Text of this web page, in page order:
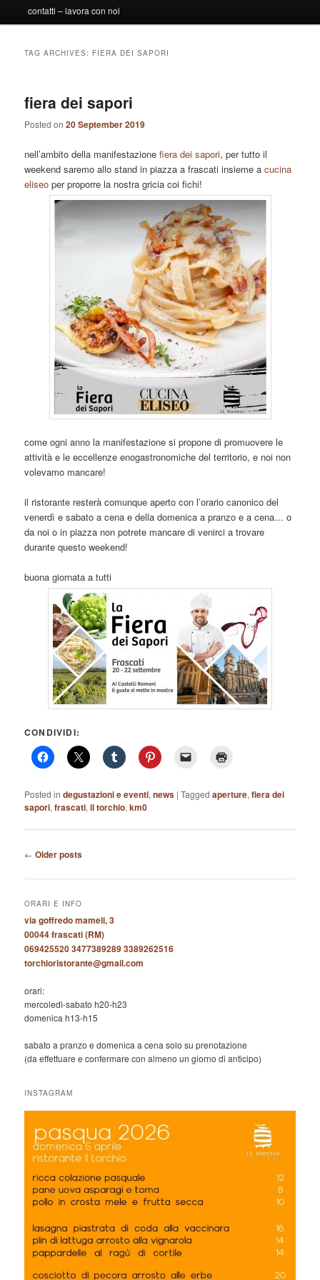
contatti – lavora con noi
TAG ARCHIVES: FIERA DEI SAPORI
fiera dei sapori
Posted on20 September 2019
nell’ambito della manifestazionefiera dei sapori, per tutto il
weekend saremo allo stand in piazza a frascati insieme acucina
eliseo per proporre la nostra gricia coi fichi!
come ogni anno la manifestazione si propone di promuovere le
attività e le eccellenze enogastronomiche del territorio, e noi non
volevamo mancare!
il ristorante resterà comunque aperto con l’orario canonico del
venerdì e sabato a cena e della domenica a pranzo e a cena… o
da noi o in piazza non potrete mancare di venirci a trovare
durante questo weekend!
buona giornata a tutti
CONDIVIDI:
Posted in degustazioni e eventi,news |Tagged aperture,fiera dei
sapori,frascati,il torchio,km0
Post
← Older posts
ORARI E INFO
via goffredo mameli, 3
00044 frascati (RM)
069425520 3477389289 3389262516
torchioristorante@gmail.com
orari:
mercoledì-sabato h20-h23
domenica h13-h15
sabato a pranzo e domenica a cena solo su prenotazione
(da effettuare e confermare con almeno un giorno di anticipo)
INSTAGRAM